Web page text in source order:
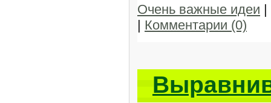
Очень важные идеи |
| Комментарии (0)